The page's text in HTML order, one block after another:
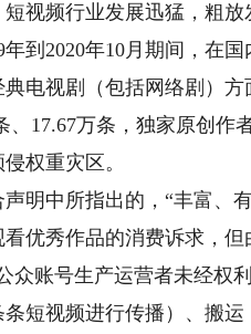
频行业发展迅猛，粗放
年到2020年10月期间，在
电视剧（包括网络剧）
、17.67万条，独家原创
权重灾区。
中所指出的，“丰富、有
优秀作品的消费诉求，
众账号生产运营者未经权
短视频进行传播）、搬